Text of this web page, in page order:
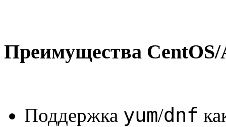
Преимущества
Поддержка yum/dnf